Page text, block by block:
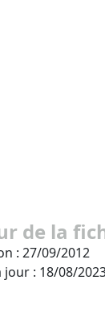
de la
: 27/09/2012
jour : 18/08/